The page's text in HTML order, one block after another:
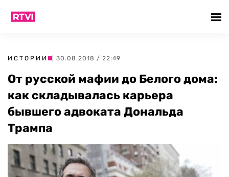
ИСТОРИИ | 30.08.2018 / 22:49
От русской мафии до Белого дома:
как складывалась карьера
бывшего адвоката Дональда
Трампа